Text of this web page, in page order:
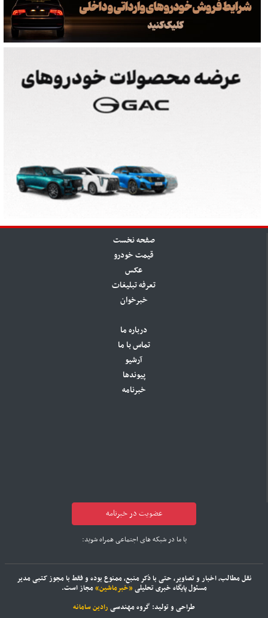
صفحه نخست
قیمت خودرو
عکس
تعرفه تبلیغات
خبرخوان
درباره ما
تماس با ما
آرشیو
پیوندها
خبرنامه
عضویت در خبرنامه
با ما در شبکه های اجتماعی همراه شوید:
نقل مطالب، اخبار و تصاویر، حتی با ذکر منبع، ممنوع بوده و فقط با مجوز کتبی مدیر
مسئول پایگاه خبری تحلیلی «خبرماشین»مجاز است.
طراحی و تولید: گروه مهندسی رادین سامانه